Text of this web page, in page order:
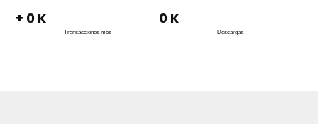
+ 0 K
Transacciones mes
0 K
Descargas